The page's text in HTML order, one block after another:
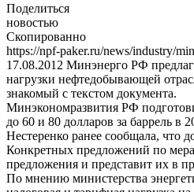
Поделиться
новостью
Скопированно
https://npf-paker.ru/news/industry/
17.08.2012 Минэнерго РФ
нагрузки нефтедобывающей
знакомый с текстом документа.
Минэкономразвития РФ
до 60 и 80 долларов за баррель в
Нестеренко ранее сообщала, что
Конкретных предложений по
предложения и представит их в
По мнению министерства